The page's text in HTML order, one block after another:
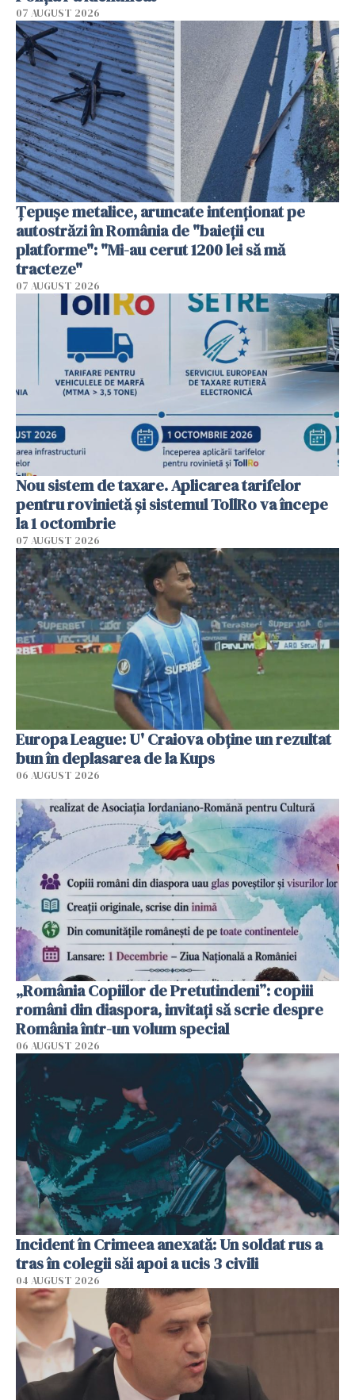
07 AUGUST 2026
Țepușe metalice, aruncate intenționat pe
autostrăzi în România de "baieții cu
platforme": "Mi-au cerut 1200 lei să mă
tracteze"
07 AUGUST 2026
Nou sistem de taxare. Aplicarea tarifelor
pentru rovinietă şi sistemul TollRo va începe
la 1 octombrie
07 AUGUST 2026
Europa League: U' Craiova obține un rezultat
bun în deplasarea de la Kups
06 AUGUST 2026
„România Copiilor de Pretutindeni”: copiii
români din diaspora, invitați să scrie despre
România într-un volum special
06 AUGUST 2026
Incident în Crimeea anexată: Un soldat rus a
tras în colegii săi apoi a ucis 3 civili
04 AUGUST 2026